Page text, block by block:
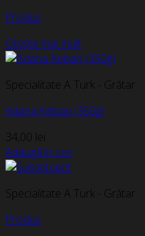
Produs
Citește mai mult
Specialitate A Turk - Grătar
Adana Kebap (350g)
34,00 lei
Adaugă în coș
Specialitate A Turk - Grătar
Produs